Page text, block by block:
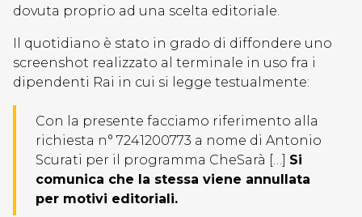
dovuta proprio ad una scelta editoriale.
Il quotidiano è stato in grado di diffondere uno
screenshot realizzato al terminale in uso fra i
dipendenti Rai in cui si legge testualmente:
Con la presente facciamo riferimento alla
richiesta n° 7241200773 a nome di Antonio
Scurati per il programma CheSarà […] Si
comunica che la stessa viene annullata
per motivi editoriali.